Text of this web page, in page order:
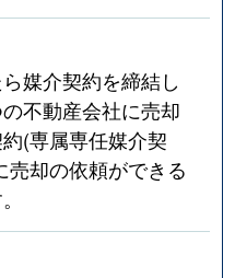
媒介契約を締結し
不動産会社に売却
(専属専任媒介契
却の依頼ができる